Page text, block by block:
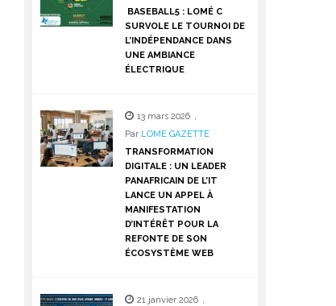
BASEBALL5 : LOMÉ C
SURVOLE LE TOURNOI DE
L’INDÉPENDANCE DANS
UNE AMBIANCE
ÉLECTRIQUE
13 mars 2026 ,
Par LOME GAZETTE
TRANSFORMATION
DIGITALE : UN LEADER
PANAFRICAIN DE L’IT
LANCE UN APPEL À
MANIFESTATION
D’INTÉRÊT POUR LA
REFONTE DE SON
ÉCOSYSTÈME WEB
21 janvier 2026 ,